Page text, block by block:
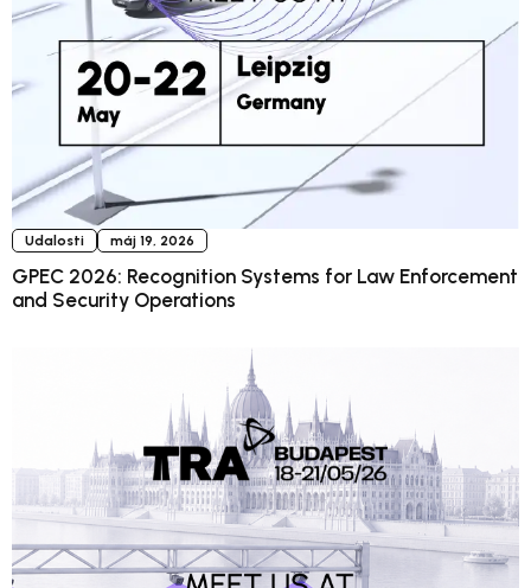
Udalosti máj 19, 2026
GPEC 2026: Recognition Systems for Law Enforcement
and Security Operations